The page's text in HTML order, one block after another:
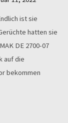
ist sie
hatten sie
DE 2700-07
auf die
bekommen